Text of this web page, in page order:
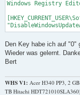
Windows Registry
Den Key habe ich auf "0"
Wieder was gelernt.
Bert
WHS V1: Acer H340 PP3, 2
TB Hitachi HDT721010SLA360)